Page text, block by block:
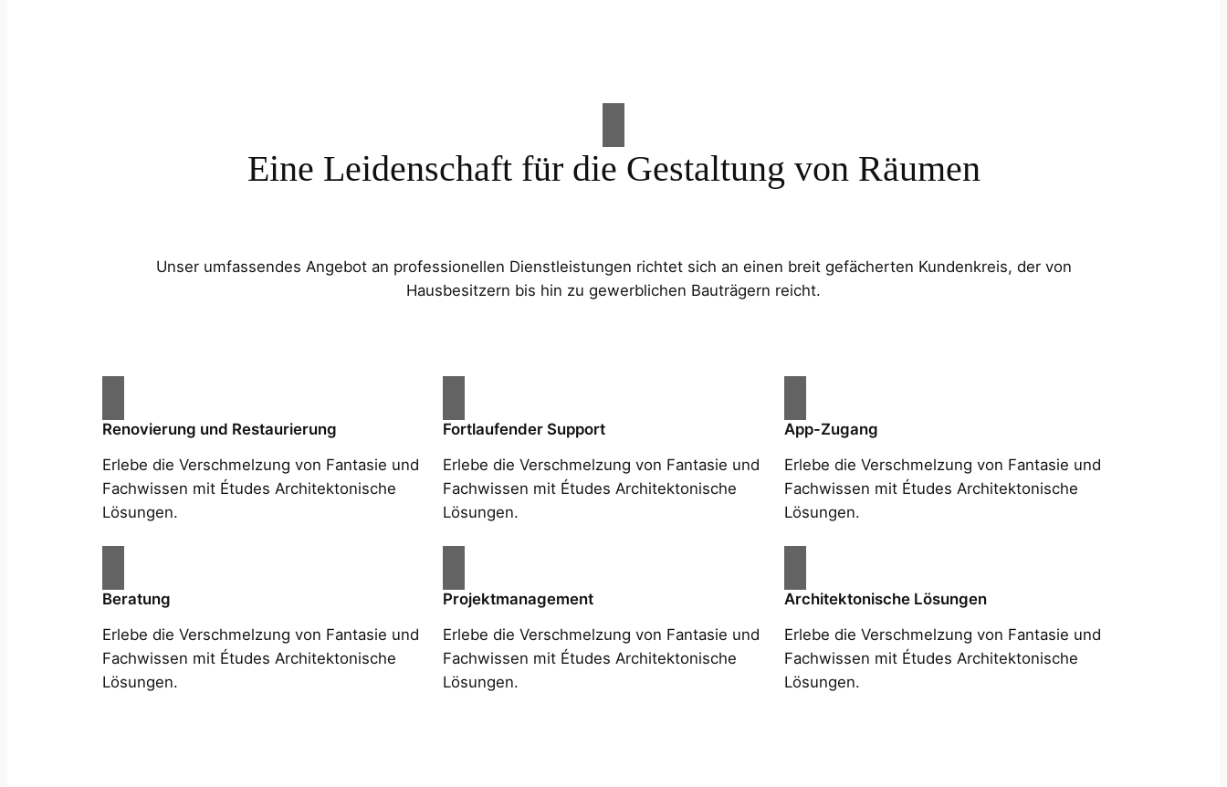
Eine Leidenschaft für die Gestaltung von Räumen
Unser umfassendes Angebot an professionellen Dienstleistungen richtet sich an einen breit gefächerten Kundenkreis, der von
Hausbesitzern bis hin zu gewerblichen Bauträgern reicht.
Renovierung und Restaurierung
Erlebe die Verschmelzung von Fantasie und
Fachwissen mit Études Architektonische
Lösungen.
Fortlaufender Support
Erlebe die Verschmelzung von Fantasie und
Fachwissen mit Études Architektonische
Lösungen.
App-Zugang
Erlebe die Verschmelzung von Fantasie und
Fachwissen mit Études Architektonische
Lösungen.
Beratung
Erlebe die Verschmelzung von Fantasie und
Fachwissen mit Études Architektonische
Lösungen.
Projektmanagement
Erlebe die Verschmelzung von Fantasie und
Fachwissen mit Études Architektonische
Lösungen.
Architektonische Lösungen
Erlebe die Verschmelzung von Fantasie und
Fachwissen mit Études Architektonische
Lösungen.